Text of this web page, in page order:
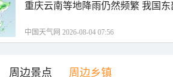
重庆云南等地降雨仍然频繁 我国
中国天气网 2026-08-04 07:56
周边景点 周边乡镇